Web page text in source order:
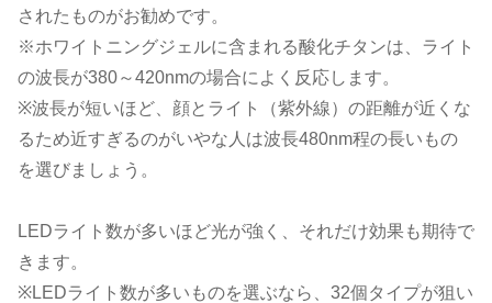
されたものがお勧めです。
※ホワイトニングジェルに含まれる酸化チタンは、ライト
の波長が380～420nmの場合によく反応します。
※波長が短いほど、顔とライト（紫外線）の距離が近くな
るため近すぎるのがいやな人は波長480nm程の長いもの
を選びましょう。
LEDライト数が多いほど光が強く、それだけ効果も期待で
きます。
※LEDライト数が多いものを選ぶなら、32個タイプが狙い